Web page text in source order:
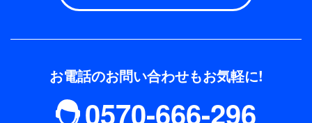
お電話のお問い合わせもお気軽に!
0570-666-296